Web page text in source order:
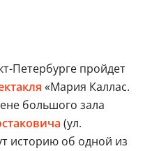
Петербурге пройдет
«Мария Каллас.
большого зала
(ул.
историю об одной из